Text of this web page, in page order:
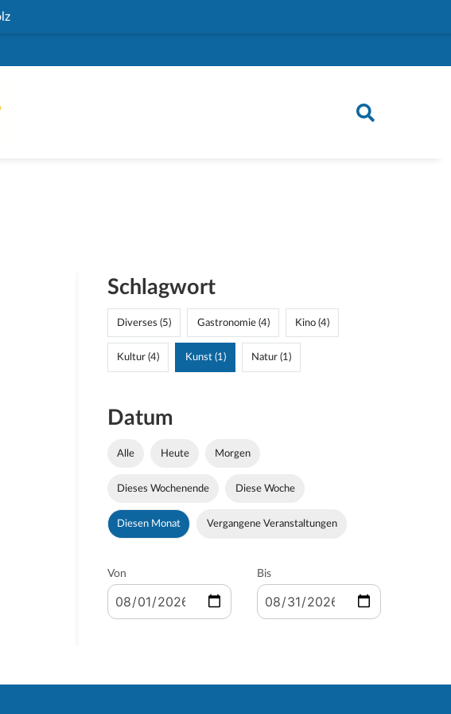
(External Link)
Schlagwort
Diverses (5) Gastronomie (4) Kino (4)
Kultur (4) Kunst (1) Natur (1)
Datum
Alle Heute Morgen
Dieses Wochenende Diese Woche
Diesen Monat Vergangene Veranstaltungen
Von Bis